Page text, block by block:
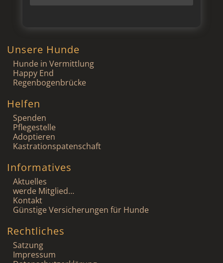
Unsere Hunde
Hunde in Vermittlung
Happy End
Regenbogenbrücke
Helfen
Spenden
Pflegestelle
Adoptieren
Kastrationspatenschaft
Informatives
Aktuelles
werde Mitglied…
Kontakt
Günstige Versicherungen für Hunde
Rechtliches
Satzung
Impressum